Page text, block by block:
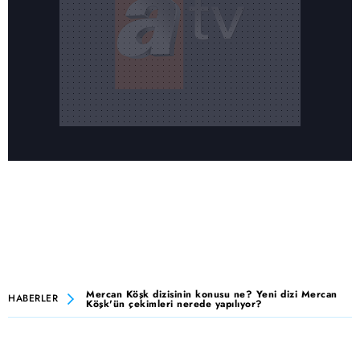
HABERLER Mercan Köşk dizisinin konusu ne? Yeni dizi Mercan
Köşk'ün çekimleri nerede yapılıyor?